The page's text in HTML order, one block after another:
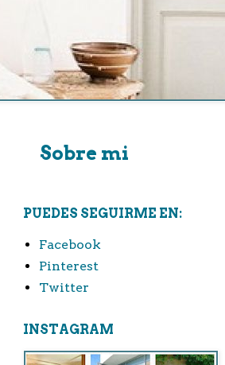
Sobre mi
PUEDES SEGUIRME EN:
Facebook
Pinterest
Twitter
INSTAGRAM